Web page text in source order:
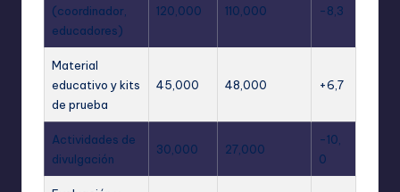
(coordinador,
educadores)
120,000 110,000 -8,3
Material
educativo y kits
de prueba
45,000 48,000 +6,7
Actividades de
divulgación
30,000 27,000
-10,
0